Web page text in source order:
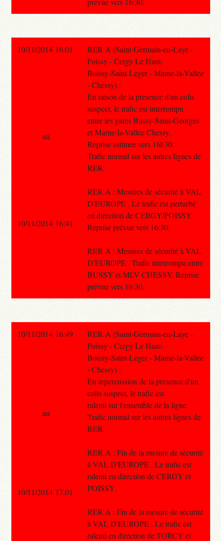
10/11/2014 16:01
RER A (Saint-Germain-en-Laye -
Poissy - Cergy Le Haut-
Boissy-Saint-Leger - Marne-la-Vallee
- Chessy) :
En raison de la presence d'un colis
suspect, le trafic est interrompu
entre les gares Bussy-Saint-Georges
et Marne-la-Vallee Chessy.
Reprise estimee vers 16h30.
Trafic normal sur les autres lignes de
RER.
RER A : Mesures de sécurité à VAL
D'EUROPE . Le trafic est perturbé
en direction de CERGY/POISSY.
Reprise prévue vers 16:30.
RER A : Mesures de sécurité à VAL
D'EUROPE . Trafic interrompu entre
BUSSY et MLV CHESSY. Reprise
prévue vers 16:30.
au
10/11/2014 16:41
10/11/2014 16:49
RER A (Saint-Germain-en-Laye -
Poissy - Cergy Le Haut-
Boissy-Saint-Leger - Marne-la-Vallee
- Chessy) :
En repercussion de la presence d'un
colis suspect, le trafic est
ralenti sur l'ensemble de la ligne.
Trafic normal sur les autres lignes de
RER.
RER A : Fin de la mesure de sécurité
à VAL D'EUROPE . Le trafic est
ralenti en direction de CERGY et
POISSY.
RER A : Fin de la mesure de sécurité
à VAL D'EUROPE . Le trafic est
ralenti en direction de TORCY et
au
10/11/2014 17:01